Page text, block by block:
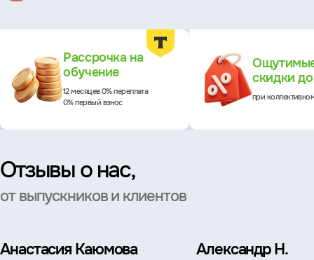
Рассрочка на
обучение
12 месяцев 0% переплата
0% первый взнос
скидки
при
Отзывы о нас,
от выпускников и клиентов
Анастасия Каюмова Александр Н.